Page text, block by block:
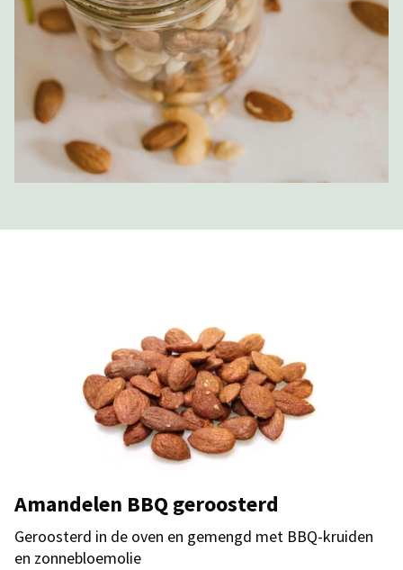
Amandelen BBQ geroosterd
Geroosterd in de oven en gemengd met BBQ-kruiden
en zonnebloemolie